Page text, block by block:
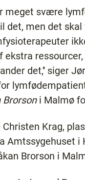
meget svære
det, men det
ekstra
det,'' siger
Brorsoni Malmø
Krag,
Amtssygehuset i
Brorson i